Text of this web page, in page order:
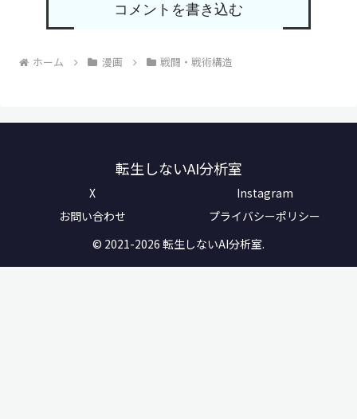
コメントを書き込む
ホーム 漫画 戦闘・戦術構造
転生しないAI分析室
X
Instagram
お問い合わせ
プライバシーポリシー
© 2021-2026 転生しないAI分析室.